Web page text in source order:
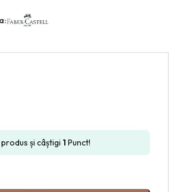
și câștigi 1 Punct!